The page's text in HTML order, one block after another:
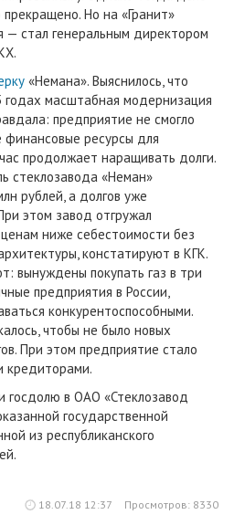
Но на «Гранит»
— стал генеральным директором
«Немана». Выяснилось, что
годах масштабная модернизация
предприятие не смогло
ресурсы для
продолжает наращивать долги.
стеклозавода «Неман»
рублей, а долгов уже
этом завод отгружал
ниже себестоимости без
констатируют в КГК.
вынуждены покупать газ в три
предприятия в России,
конкурентоспособными.
чтобы не было новых
При этом предприятие стало
кредиторами.
госдолю в ОАО «Стеклозавод
государственной
из республиканского
18.07.18 12:37 Просмотров: 8330